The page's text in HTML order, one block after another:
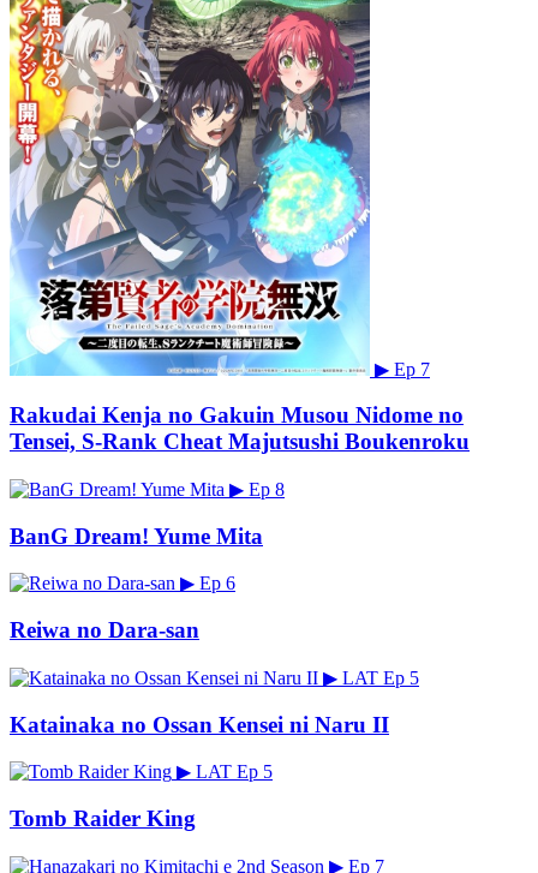
▶ Ep 7
Rakudai Kenja no Gakuin Musou Nidome no
Tensei, S-Rank Cheat Majutsushi Boukenroku
▶ Ep 8
BanG Dream! Yume Mita
▶ Ep 6
Reiwa no Dara-san
▶ LAT Ep 5
Katainaka no Ossan Kensei ni Naru II
▶ LAT Ep 5
Tomb Raider King
▶ Ep 7